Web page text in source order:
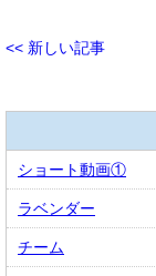
<< 新しい記事
ショート動画①
ラベンダー
チーム